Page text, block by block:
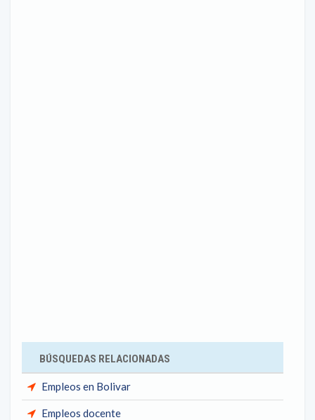
BÚSQUEDAS RELACIONADAS
Empleos en Bolivar
Empleos docente